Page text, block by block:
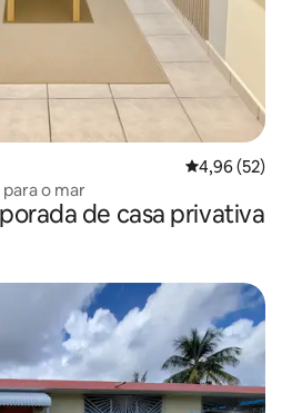
4,96 de uma
4,96 (52)
o mar
de casa privativa